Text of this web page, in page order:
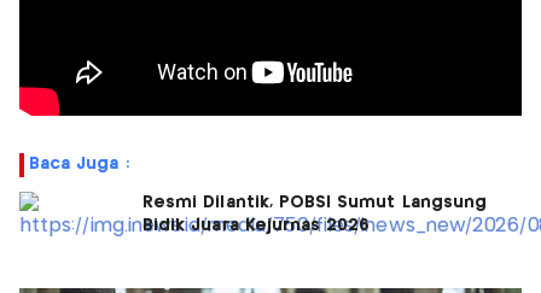
Baca Juga :
Resmi Dilantik, POBSI Sumut Langsung
Bidik Juara Kejurnas 2026